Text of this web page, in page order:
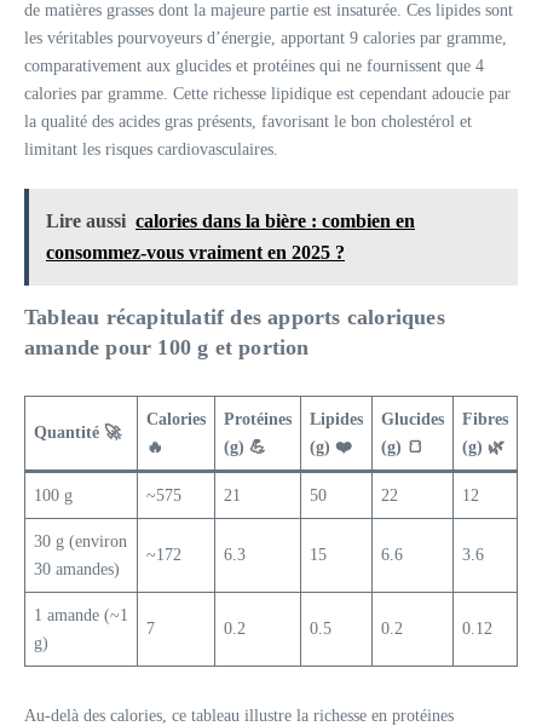
de matières grasses dont la majeure partie est insaturée. Ces lipides sont
les véritables pourvoyeurs d’énergie, apportant 9 calories par gramme,
comparativement aux glucides et protéines qui ne fournissent que 4
calories par gramme. Cette richesse lipidique est cependant adoucie par
la qualité des acides gras présents, favorisant le bon cholestérol et
limitant les risques cardiovasculaires.
Lire aussi calories dans la bière : combien en
consommez-vous vraiment en 2025 ?
Tableau récapitulatif des apports caloriques
amande pour 100 g et portion
Quantité 🚀
Calories
🔥
Protéines
(g) 💪
Lipides
(g) ❤️
Glucides
(g) 🍞
Fibres
(g) 🌿
100 g ~575 21 50 22 12
30 g (environ
30 amandes)
~172 6.3 15 6.6 3.6
1 amande (~1
g)
7 0.2 0.5 0.2 0.12
Au-delà des calories, ce tableau illustre la richesse en protéines